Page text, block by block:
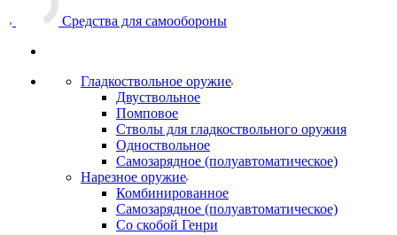
Средства для самообороны
Гладкоствольное оружие
Двуствольное
Помповое
Стволы для гладкоствольного оружия
Одноствольное
Самозарядное (полуавтоматическое)
Нарезное оружие
Комбинированное
Самозарядное (полуавтоматическое)
Со скобой Генри